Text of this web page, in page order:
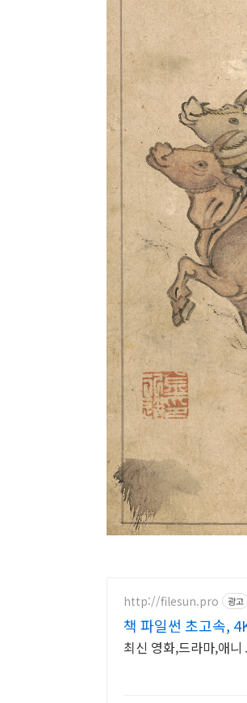
http://filesun.pro 광고
책 파일썬 초고속,
최신 영화,드라마,애